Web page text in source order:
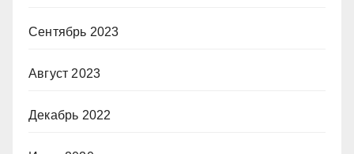
Сентябрь 2023
Август 2023
Декабрь 2022